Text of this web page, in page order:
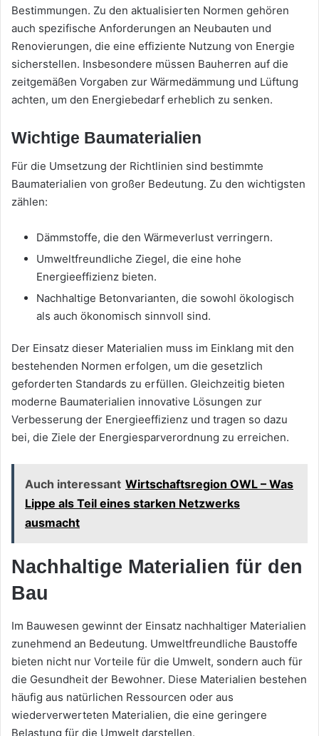
Bestimmungen. Zu den aktualisierten Normen gehören
auch spezifische Anforderungen an Neubauten und
Renovierungen, die eine effiziente Nutzung von Energie
sicherstellen. Insbesondere müssen Bauherren auf die
zeitgemäßen Vorgaben zur Wärmedämmung und Lüftung
achten, um den Energiebedarf erheblich zu senken.
Wichtige Baumaterialien
Für die Umsetzung der Richtlinien sind bestimmte
Baumaterialien von großer Bedeutung. Zu den wichtigsten
zählen:
Dämmstoffe, die den Wärmeverlust verringern.
Umweltfreundliche Ziegel, die eine hohe
Energieeffizienz bieten.
Nachhaltige Betonvarianten, die sowohl ökologisch
als auch ökonomisch sinnvoll sind.
Der Einsatz dieser Materialien muss im Einklang mit den
bestehenden Normen erfolgen, um die gesetzlich
geforderten Standards zu erfüllen. Gleichzeitig bieten
moderne Baumaterialien innovative Lösungen zur
Verbesserung der Energieeffizienz und tragen so dazu
bei, die Ziele der Energiesparverordnung zu erreichen.
Auch interessant Wirtschaftsregion OWL – Was
Lippe als Teil eines starken Netzwerks
ausmacht
Nachhaltige Materialien für den
Bau
Im Bauwesen gewinnt der Einsatz nachhaltiger Materialien
zunehmend an Bedeutung. Umweltfreundliche Baustoffe
bieten nicht nur Vorteile für die Umwelt, sondern auch für
die Gesundheit der Bewohner. Diese Materialien bestehen
häufig aus natürlichen Ressourcen oder aus
wiederverwerteten Materialien, die eine geringere
Belastung für die Umwelt darstellen.